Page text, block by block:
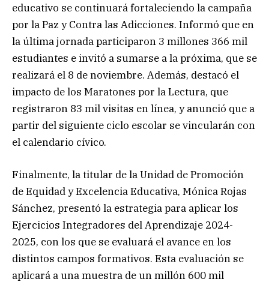
educativo se continuará fortaleciendo la campaña
por la Paz y Contra las Adicciones. Informó que en
la última jornada participaron 3 millones 366 mil
estudiantes e invitó a sumarse a la próxima, que se
realizará el 8 de noviembre. Además, destacó el
impacto de los Maratones por la Lectura, que
registraron 83 mil visitas en línea, y anunció que a
partir del siguiente ciclo escolar se vincularán con
el calendario cívico.
Finalmente, la titular de la Unidad de Promoción
de Equidad y Excelencia Educativa, Mónica Rojas
Sánchez, presentó la estrategia para aplicar los
Ejercicios Integradores del Aprendizaje 2024-
2025, con los que se evaluará el avance en los
distintos campos formativos. Esta evaluación se
aplicará a una muestra de un millón 600 mil